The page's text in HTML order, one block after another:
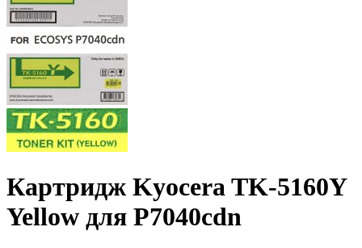
Картридж Kyocera TK-5160Y
Yellow для P7040cdn